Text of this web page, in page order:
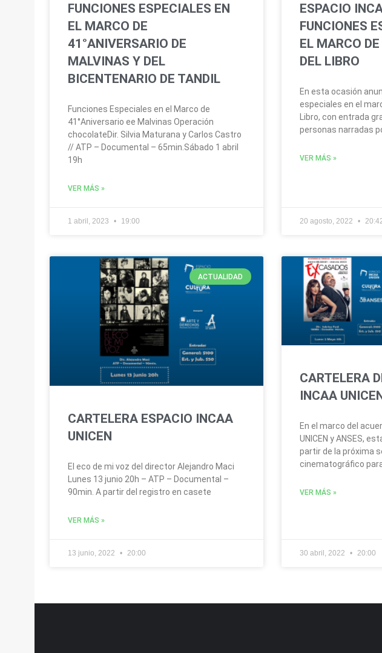
FUNCIONES ESPECIALES EN
EL MARCO DE
41°ANIVERSARIO DE
MALVINAS Y DEL
BICENTENARIO DE TANDIL
Funciones Especiales en el Marco de
41°Aniversario ee Malvinas Operación
chocolateDir. Silvia Maturana y Carlos Castro
// ATP – Documental – 65min.Sábado 1 abril
19h
VER MÁS »
1 abril, 2023 19:00
ESPACIO
FUNCIONES
EL MARCO
DEL LIBRO
En esta ocasión
especiales en el
Libro, con entrada
personas narradas
VER MÁS »
20 agosto, 2022
ACTUALIDAD
CARTELERA ESPACIO INCAA
UNICEN
El eco de mi voz del director Alejandro Maci
Lunes 13 junio 20h – ATP – Documental –
90min. A partir del registro en casete
VER MÁS »
13 junio, 2022 20:00
CARTELERA
INCAA
En el marco del
UNICEN y ANSES,
partir de la próxima
cinematográfico
VER MÁS »
30 abril, 2022 20:00